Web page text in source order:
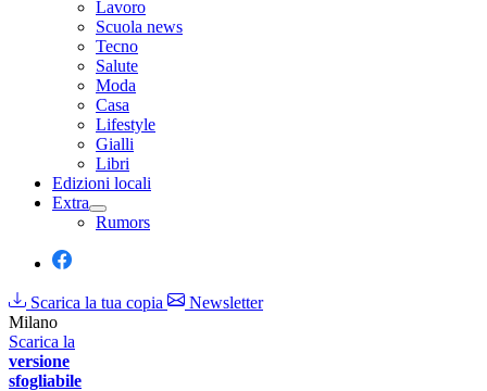
Lavoro
Scuola news
Tecno
Salute
Moda
Casa
Lifestyle
Gialli
Libri
Edizioni locali
Extra
Rumors
Scarica la tua copia
Newsletter
Milano
Scarica la
versione
sfogliabile